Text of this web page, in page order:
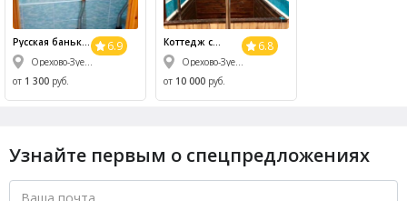
6.9
Русская банька
на дровах в
Мисцево
Орехово-Зуевский р-н, п. Мисцево, 4
от 1 300 руб.
6.8
Коттедж с
сауной
Ликинские
пруды
Орехово-Зуевский р-н, г. Ликино-Дулево, ул. Советская, 41
от 10 000 руб.
Узнайте первым о спецпредложениях